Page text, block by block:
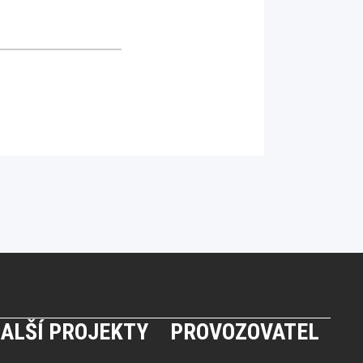
PROJEKTY PROVOZOVATEL